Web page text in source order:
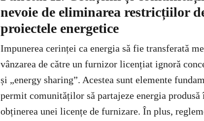
nevoie de eliminarea restricțiilor
proiectele energetice
Impunerea cerinței ca energia să fie transferată
vânzarea de către un furnizor licențiat ignoră
și „energy sharing”. Acestea sunt elemente
permit comunităților să partajeze energia
obținerea unei licențe de furnizare. În plus,